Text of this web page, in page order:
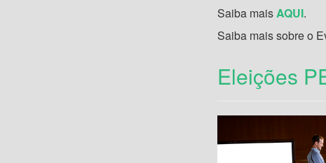
Saiba maisAQUI.
Saiba mais sobre o
Eleições